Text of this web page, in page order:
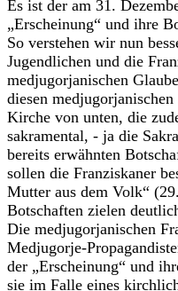
Es ist der am 31.
„Erscheinung“ und ihre
So verstehen wir nun
Jugendlichen und die
medjugorjanischen
diesen
Kirche von unten, die
sakramental, - ja die
bereits erwähnten
sollen die Franziskaner
Mutter aus dem Volk“
Botschaften zielen
Die medjugorjanischen
Medjugorje-
der „Erscheinung“ und
sie im Falle eines